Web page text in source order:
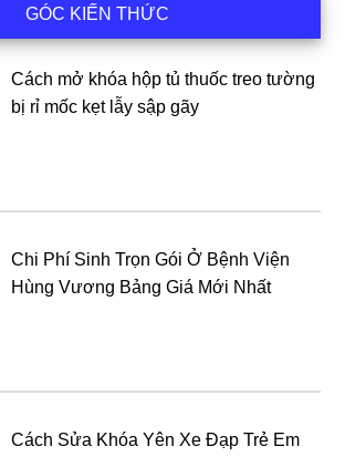
GÓC KIẾN THỨC
Cách mở khóa hộp tủ thuốc treo tường
bị rỉ mốc kẹt lẫy sập gãy
Chi Phí Sinh Trọn Gói Ở Bệnh Viện
Hùng Vương Bảng Giá Mới Nhất
Cách Sửa Khóa Yên Xe Đạp Trẻ Em